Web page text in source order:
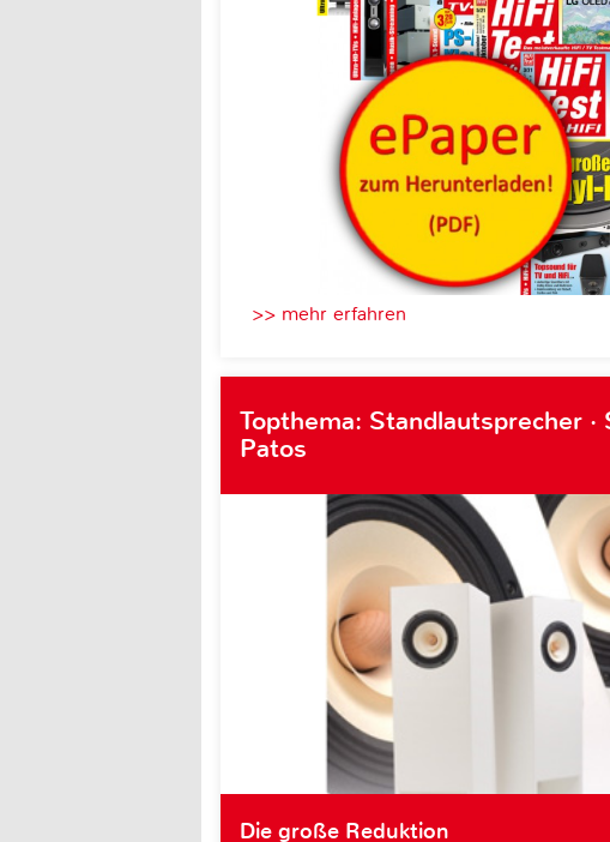
>> mehr erfahren
Topthema: Standlautsprecher ·
Patos
Die große Reduktion